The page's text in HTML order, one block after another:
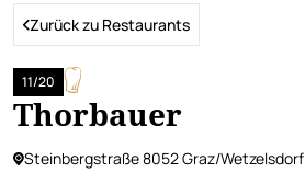
Zurück zu Restaurants
Thorbauer
11/20
Steinbergstraße 8052 Graz/Wetzelsdorf